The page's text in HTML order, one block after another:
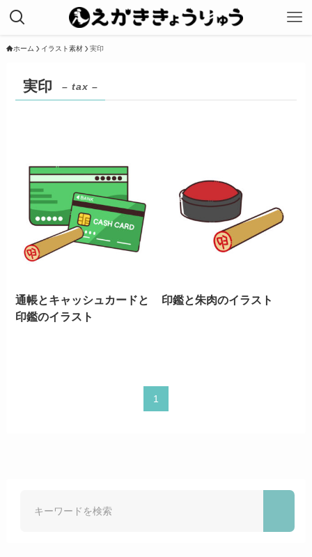
ホーム イラスト素材 実印
実印 – tax –
通帳とキャッシュカードと
印鑑のイラスト
印鑑と朱肉のイラスト
1